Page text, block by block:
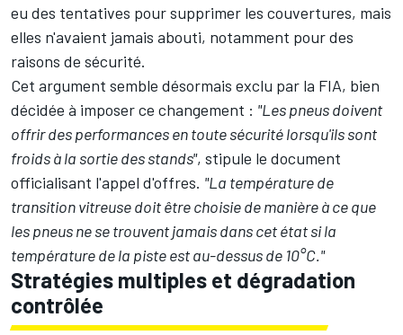
eu des tentatives pour supprimer les couvertures, mais
elles n'avaient jamais abouti, notamment pour des
raisons de sécurité.
Cet argument semble désormais exclu par la FIA, bien
décidée à imposer ce changement : "Les pneus doivent
offrir des performances en toute sécurité lorsqu'ils sont
froids à la sortie des stands", stipule le document
officialisant l'appel d'offres. "La température de
transition vitreuse doit être choisie de manière à ce que
les pneus ne se trouvent jamais dans cet état si la
température de la piste est au-dessus de 10°C."
Stratégies multiples et dégradation
contrôlée